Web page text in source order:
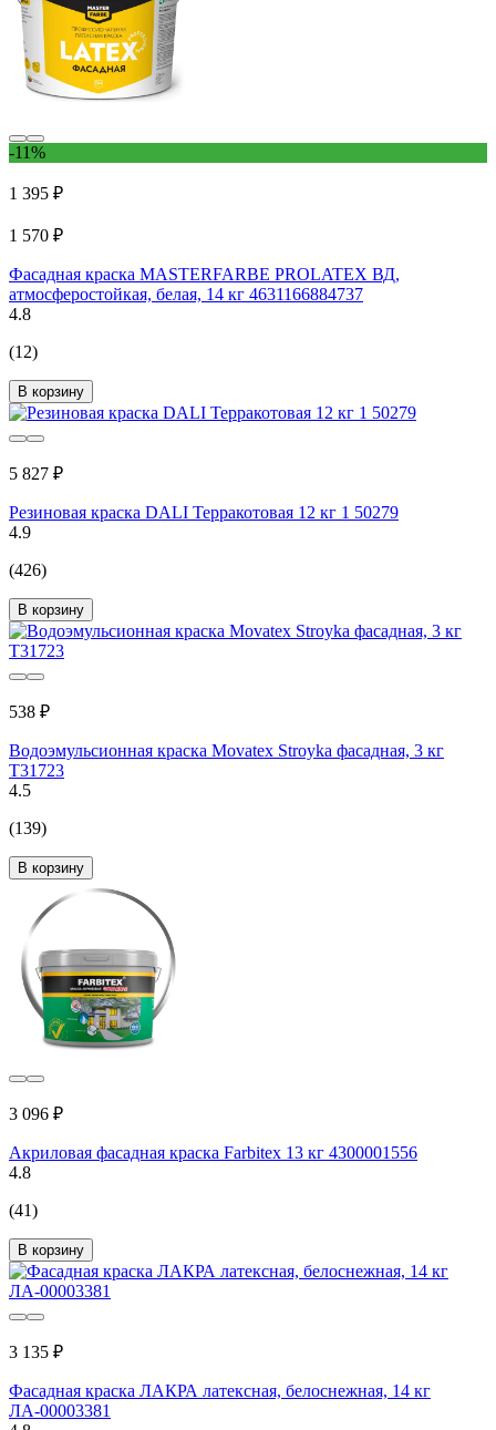
-11%
1 395 ₽
1 570 ₽
Фасадная краска MASTERFARBE PROLATEX ВД,
атмосферостойкая, белая, 14 кг 4631166884737
4.8
(12)
В корзину
5 827 ₽
Резиновая краска DALI Терракотовая 12 кг 1 50279
4.9
(426)
В корзину
538 ₽
Водоэмульсионная краска Movatex Stroyka фасадная, 3 кг
Т31723
4.5
(139)
В корзину
3 096 ₽
Акриловая фасадная краска Farbitex 13 кг 4300001556
4.8
(41)
В корзину
3 135 ₽
Фасадная краска ЛАКРА латексная, белоснежная, 14 кг
ЛА-00003381